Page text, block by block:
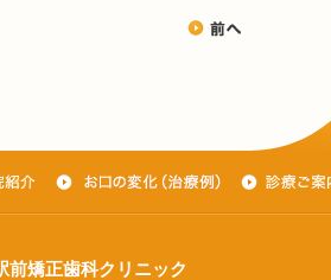
前矯正歯科クリニック